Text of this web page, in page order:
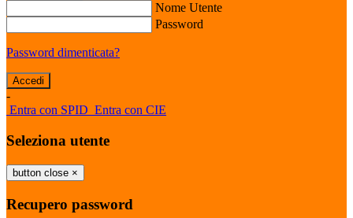
Nome Utente
Password
Password dimenticata?
-
Entra con SPID Entra con CIE
Seleziona utente
button close ×
Recupero password